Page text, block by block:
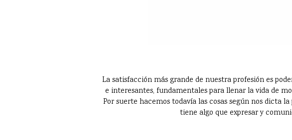
La satisfacción más grande de nuestra profesión es
e interesantes, fundamentales para llenar la vida de
Por suerte hacemos todavía las cosas según nos dicta
tiene algo que expresar y